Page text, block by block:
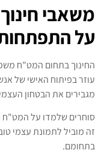
משאבי
על
החינוך בתחום המט"ח
עוזר בפיתוח האישי של
מגבירים את הבטחון
סוחרים שלמדו על המט"ח
זה מוביל לתמונת עצמי
בתחומם.